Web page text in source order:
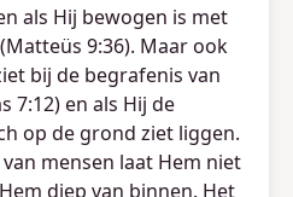
als Hij bewogen is met
9:36). Maar ook
bij de begrafenis van
7:12) en als Hij de
op de grond ziet liggen.
mensen laat Hem niet
diep van binnen. Het